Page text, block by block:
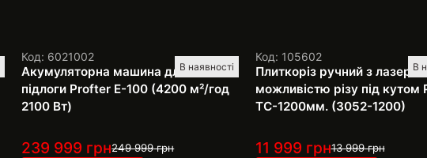
В наявності
Код: 6021002
Акумуляторна машина для миття
підлоги Profter E-100 (4200 м²/год
2100 Вт)
239 999 грн249 999грн
В
Код: 105602
Плиткоріз ручний з
можливістю різу під кутом
TC-1200мм. (3052-1200)
11 999 грн13 999грн